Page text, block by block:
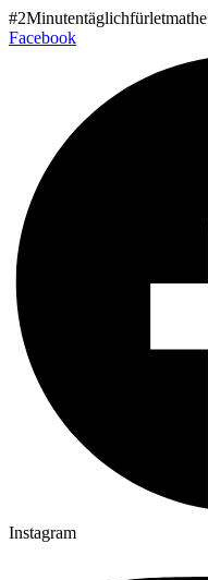
Zum
Inhalt
#2Minutentäglichfürletmathe
Facebook
Instagram